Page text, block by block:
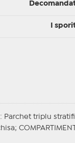
I
: Parchet triplu